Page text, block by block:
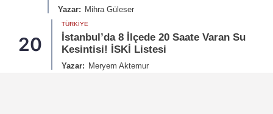
Yazar: Mihra Güleser
20
TÜRKIYE
İstanbul’da 8 İlçede 20 Saate Varan Su
Kesintisi! İSKİ Listesi
Yazar: Meryem Aktemur